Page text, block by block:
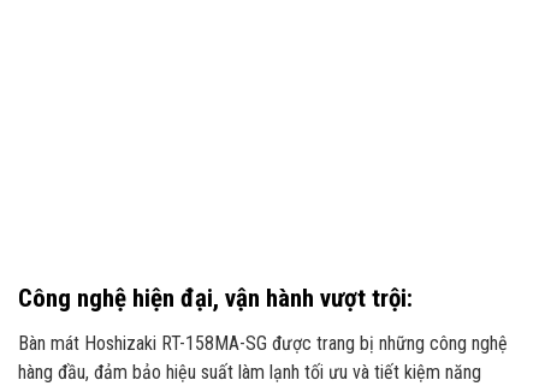
Công nghệ hiện đại, vận hành vượt trội:
Bàn mát Hoshizaki RT-158MA-SG được trang bị những công nghệ
hàng đầu, đảm bảo hiệu suất làm lạnh tối ưu và tiết kiệm năng